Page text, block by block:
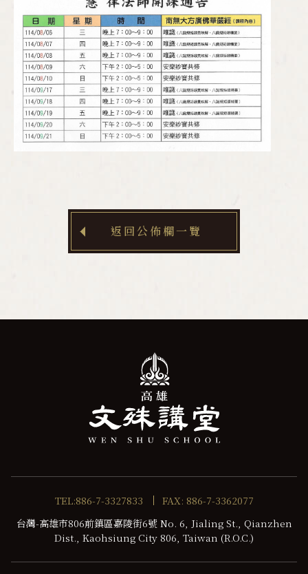
返回公佈欄一覽
TEL:886-7-3327833
FAX: 886-7-3362077
台灣-高雄市806前鎮區嘉陵街6號 No. 6, Jialing St., Qianzhen
Dist., Kaohsiung City 806, Taiwan (R.O.C.)